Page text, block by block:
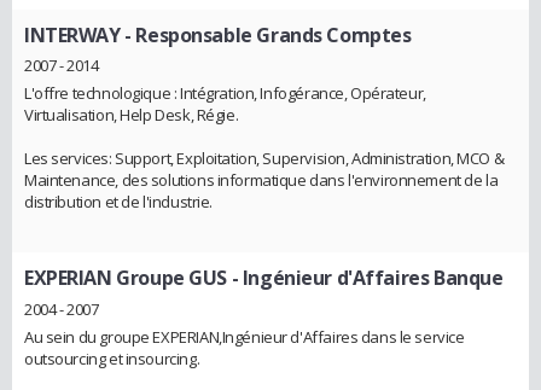
INTERWAY- Responsable Grands Comptes
2007 - 2014
L'offre technologique : Intégration, Infogérance, Opérateur,
Virtualisation, Help Desk, Régie.
Les services: Support, Exploitation, Supervision, Administration, MCO &
Maintenance, des solutions informatique dans l'environnement de la
distribution et de l'industrie.
EXPERIAN Groupe GUS - Ingénieur d'Affaires Banque
2004 - 2007
Au sein du groupe EXPERIAN,Ingénieur d'Affaires dans le service
outsourcing et insourcing.